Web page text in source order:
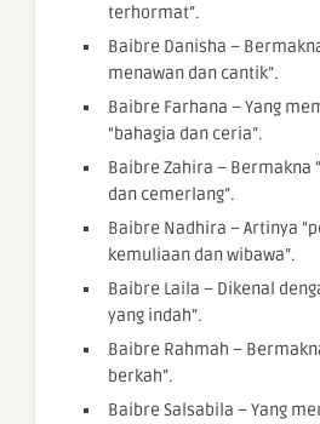
terhormat”.
Baibre Danisha –
menawan dan cantik”.
Baibre Farhana – Yang
“bahagia dan ceria”.
Baibre Zahira – Bermakna
dan cemerlang”.
Baibre Nadhira – Artinya
kemuliaan dan wibawa”.
Baibre Laila – Dikenal
yang indah”.
Baibre Rahmah –
berkah”.
Baibre Salsabila – Yang